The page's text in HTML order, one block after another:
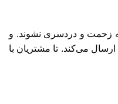
زحمت و دردسری نشوند. و
می‌کند. تا مشتریان با